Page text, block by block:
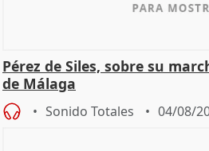
Pérez de Siles, sobre su
de Málaga
Sonido Totales 04/08/